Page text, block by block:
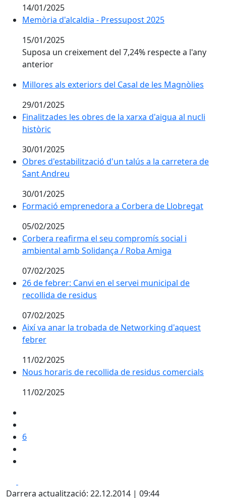
14/01/2025
Memòria d'alcaldia - Pressupost 2025
Memòria d'alcaldia - Pressupost 2025
15/01/2025
Suposa un creixement del 7,24% respecte a l'any
anterior
Millores als exteriors del Casal de les Magnòlies
Millores als exteriors del Casal de les Magnòlies
29/01/2025
Finalitzades les obres de la xarxa d'aigua al nucli
Finalitzades les obres de la xarxa d'aigua al nucli
històric
30/01/2025
Obres d'estabilització d'un talús a la carretera de
Obres d'estabilització d'un talús a la carretera de
Sant Andreu
30/01/2025
Formació emprenedora a Corbera de Llobregat
Formació emprenedora a Corbera de Llobregat
05/02/2025
Corbera reafirma el seu compromís social i
Corbera reafirma el seu compromís social i
ambiental amb Solidança / Roba Amiga
07/02/2025
26 de febrer: Canvi en el servei municipal de
26 de febrer: Canvi en el servei municipal de
recollida de residus
07/02/2025
Així va anar la trobada de Networking d'aquest febrer
Així va anar la trobada de Networking d'aquest
febrer
11/02/2025
Nous horaris de recollida de residus comercials
Nous horaris de recollida de residus comercials
11/02/2025
6
Darrera actualització: 22.12.2014 | 09:44